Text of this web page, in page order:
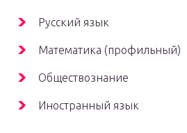
Русский язык
Математика (профильный)
Обществознание
Иностранный язык